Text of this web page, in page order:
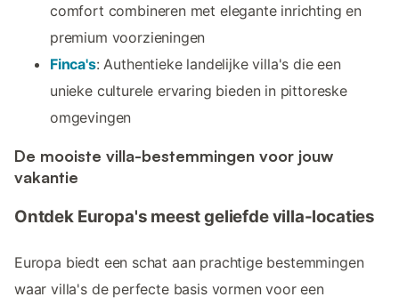
comfort combineren met elegante inrichting en
premium voorzieningen
Finca's: Authentieke landelijke villa's die een
unieke culturele ervaring bieden in pittoreske
omgevingen
De mooiste villa-bestemmingen voor jouw
vakantie
Ontdek Europa's meest geliefde villa-locaties
Europa biedt een schat aan prachtige bestemmingen
waar villa's de perfecte basis vormen voor een